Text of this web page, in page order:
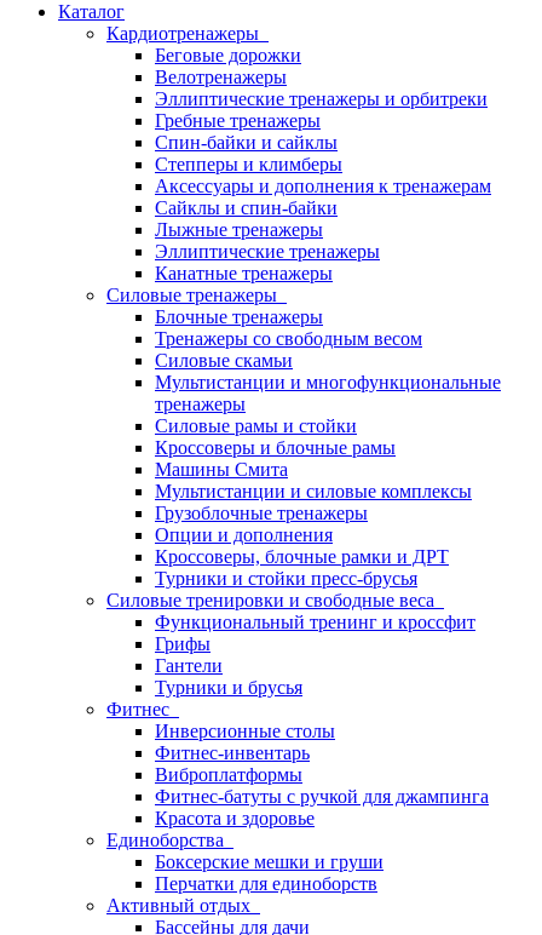
Каталог
Кардиотренажеры
Беговые дорожки
Велотренажеры
Эллиптические тренажеры и орбитреки
Гребные тренажеры
Спин-байки и сайклы
Степперы и климберы
Аксессуары и дополнения к тренажерам
Сайклы и спин-байки
Лыжные тренажеры
Эллиптические тренажеры
Канатные тренажеры
Силовые тренажеры
Блочные тренажеры
Тренажеры со свободным весом
Силовые скамьи
Мультистанции и многофункциональные
тренажеры
Силовые рамы и стойки
Кроссоверы и блочные рамы
Машины Смита
Мультистанции и силовые комплексы
Грузоблочные тренажеры
Опции и дополнения
Кроссоверы, блочные рамки и ДРТ
Турники и стойки пресс-брусья
Силовые тренировки и свободные веса
Функциональный тренинг и кроссфит
Грифы
Гантели
Турники и брусья
Фитнес
Инверсионные столы
Фитнес-инвентарь
Виброплатформы
Фитнес-батуты с ручкой для джампинга
Красота и здоровье
Единоборства
Боксерские мешки и груши
Перчатки для единоборств
Активный отдых
Бассейны для дачи